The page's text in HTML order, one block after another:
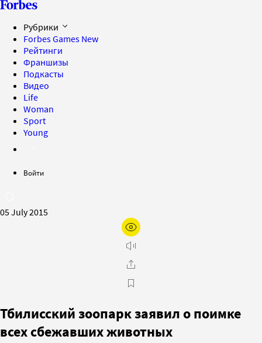
Рубрики
Forbes Games New
Рейтинги
Франшизы
Подкасты
Видео
Life
Woman
Sport
Young
Войти
05 July 2015
Тбилисский зоопарк заявил о поимке
всех сбежавших животных